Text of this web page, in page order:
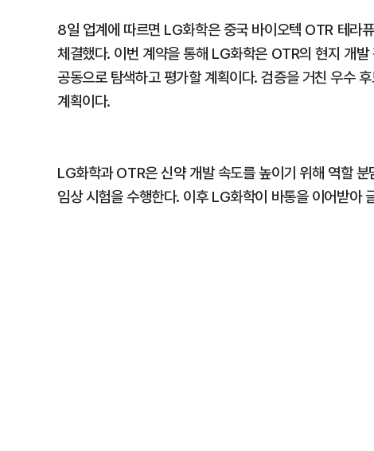
8일 업계에 따르면 LG화학은 중국 바이오텍 OTR 테라
체결했다. 이번 계약을 통해 LG화학은 OTR의 현지 개
공동으로 탐색하고 평가할 계획이다. 검증을 거친 우수
계획이다.
LG화학과 OTR은 신약 개발 속도를 높이기 위해 역할
임상 시험을 수행한다. 이후 LG화학이 바통을 이어받아